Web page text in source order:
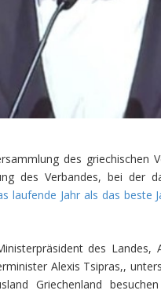
des griechischen
des Verbandes, bei der
laufende Jahr als das beste
des Landes,
Alexis Tsipras,,
Griechenland